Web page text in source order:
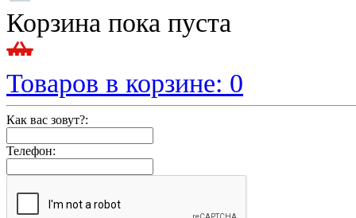
Корзина пока пуста
Товаров в корзине: 0
Как вас зовут?:
Телефон: